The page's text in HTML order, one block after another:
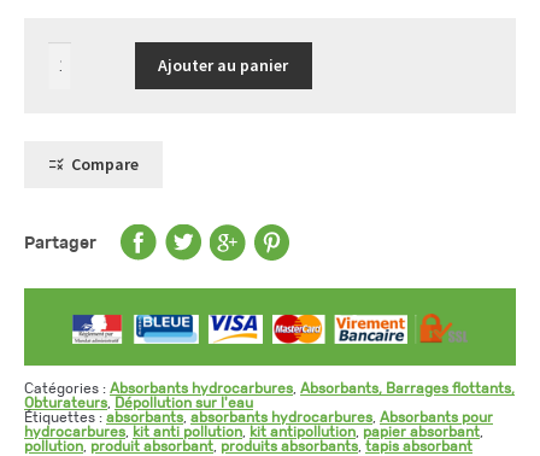
quantité
de
Lg
épaisseur
-
standard
Ajouter au panier
Compare
Partager
Catégories : Absorbants hydrocarbures Absorbants, Barrages flottants,
Obturateurs
Dépollution sur l'eau
Étiquettes : absorbants absorbants hydrocarbures Absorbants pour
hydrocarbures
kit anti pollution kit antipollution papier absorbant
pollution produit absorbant produits absorbants tapis absorbant